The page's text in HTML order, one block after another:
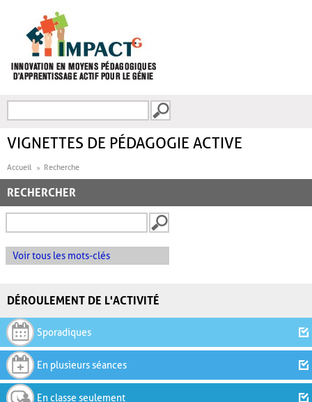
FORMULAIRE DE
VIGNETTES DE PÉDAGOGIE ACTIVE
Accueil Recherche
RECHERCHER
Voir tous les mots-clés
DÉROULEMENT DE L'ACTIVITÉ
Sporadiques
En plusieurs séances
En classe seulement